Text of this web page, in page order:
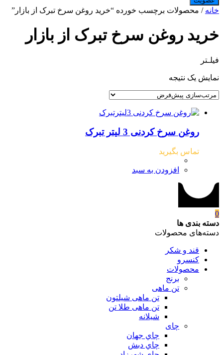
خانه / محصولات برچسب خورده “خرید روغن سرخ تبرک از بازار”
خرید روغن سرخ تبرک از بازار
فیلـتر
نمایش یک نتیجه
روغن سرخ کردنی 3 لیتر تبرک
تماس بگیرید
افزودن به سبد
0
دسته بندی ها
دسته‌های محصولات
قند و شکر
کنسرو
محصولات
برنج
تن ماهی
تن ماهی شیلتون
تن ماهی طلا تن
شیلانه
چای
چاي جهان
چاي دبش